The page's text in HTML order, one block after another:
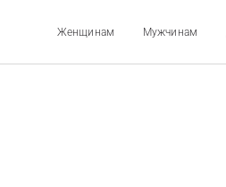
Женщинам Мужчинам